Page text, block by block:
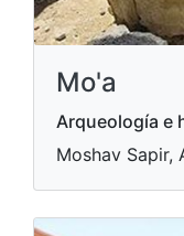
Mo'a
Arqueología e
Moshav Sapir,